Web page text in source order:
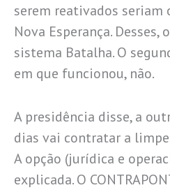
serem reativados seriam
Nova Esperança.
sistema Batalha. O
em que funcionou, não.
A presidência disse, a
dias vai contratar a
A opção (jurídica e
explicada. O